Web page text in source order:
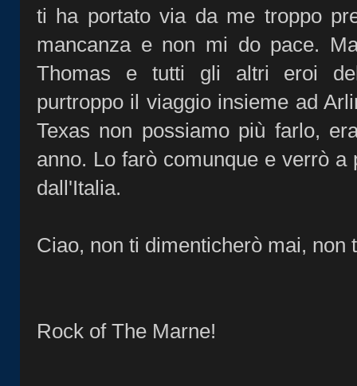
ti ha portato via da me troppo
mancanza e non mi do pace.
Thomas e tutti gli altri eroi
purtroppo il viaggio insieme ad
Texas non possiamo più farlo,
anno. Lo farò comunque e verrò
dall'Italia.
Ciao, non ti dimenticherò mai, non
Rock of The Marne!